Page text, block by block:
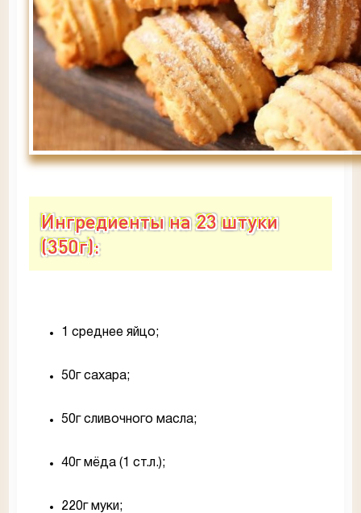
Ингредиенты на 23 штуки
(350г):
1 среднее яйцо;
50г сахара;
50г сливочного масла;
40г мёда (1 ст.л.);
220г муки;